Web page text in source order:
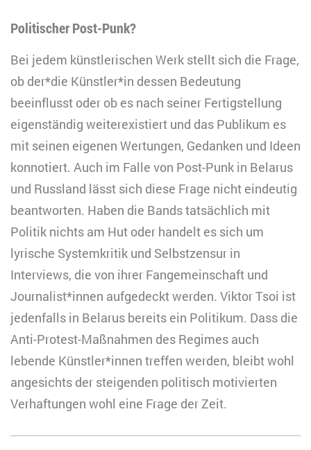
Politischer Post-Punk?
Bei jedem künstlerischen Werk stellt sich die Frage,
ob der*die Künstler*in dessen Bedeutung
beeinflusst oder ob es nach seiner Fertigstellung
eigenständig weiterexistiert und das Publikum es
mit seinen eigenen Wertungen, Gedanken und Ideen
konnotiert. Auch im Falle von Post-Punk in Belarus
und Russland lässt sich diese Frage nicht eindeutig
beantworten. Haben die Bands tatsächlich mit
Politik nichts am Hut oder handelt es sich um
lyrische Systemkritik und Selbstzensur in
Interviews, die von ihrer Fangemeinschaft und
Journalist*innen aufgedeckt werden. Viktor Tsoi ist
jedenfalls in Belarus bereits ein Politikum. Dass die
Anti-Protest-Maßnahmen des Regimes auch
lebende Künstler*innen treffen werden, bleibt wohl
angesichts der steigenden politisch motivierten
Verhaftungen wohl eine Frage der Zeit.